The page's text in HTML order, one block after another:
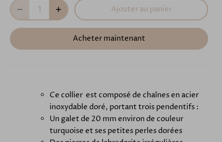
Ajouter au panier
Acheter maintenant
Ce collier est composé de chaînes en acier
inoxydable doré, portant trois pendentifs :
Un galet de 20 mm environ de couleur
turquoise et ses petites perles dorées